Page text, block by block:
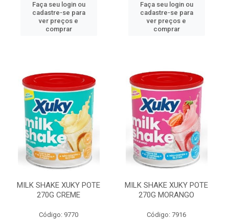
Faça seu login ou
cadastre-se para
ver preços e
comprar
Faça seu login ou
cadastre-se para
ver preços e
comprar
MILK SHAKE XUKY POTE
270G CREME
Código: 9770
MILK SHAKE XUKY POTE
270G MORANGO
Código: 7916